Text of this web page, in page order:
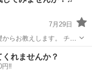
7月29日
お教えします。 チュ
も何もわからない...と
ない...挫折してしまった
コースティックギター
くれませんか？
円‼️